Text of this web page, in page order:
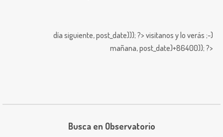
día siguiente,post_date))); ?> visitanos y lo verás ;-)
mañana,post_date)+86400)); ?>
Busca en Observatorio